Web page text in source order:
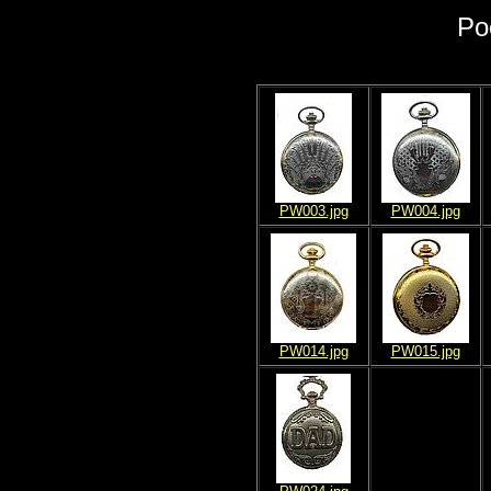
PW003.jpg PW004.jpg
PW014.jpg PW015.jpg